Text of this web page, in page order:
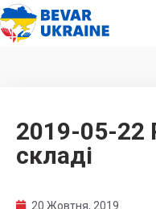
2019-05-22
складі
20 Жовтня, 2019